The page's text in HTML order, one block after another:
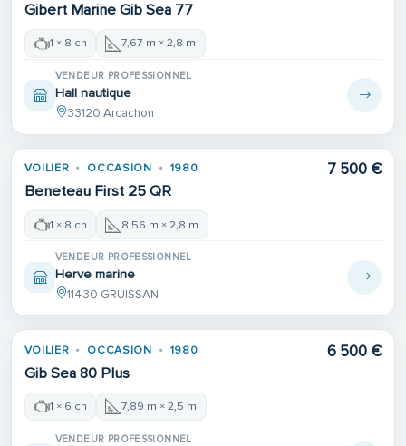
Gibert Marine Gib Sea 77
1 × 8 ch 7,67 m × 2,8 m
VENDEUR PROFESSIONNEL
Hall nautique
33120 Arcachon
VOILIER OCCASION 1980
Beneteau First 25 QR
7 500 €
1 × 8 ch 8,56 m × 2,8 m
VENDEUR PROFESSIONNEL
Herve marine
11430 GRUISSAN
VOILIER OCCASION 1980
Gib Sea 80 Plus
6 500 €
1 × 6 ch 7,89 m × 2,5 m
VENDEUR PROFESSIONNEL